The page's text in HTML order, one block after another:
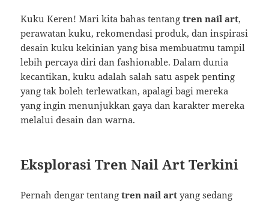
Kuku Keren! Mari kita bahas tentangtren nail art,
perawatan kuku, rekomendasi produk, dan inspirasi
desain kuku kekinian yang bisa membuatmu tampil
lebih percaya diri dan fashionable. Dalam dunia
kecantikan, kuku adalah salah satu aspek penting
yang tak boleh terlewatkan, apalagi bagi mereka
yang ingin menunjukkan gaya dan karakter mereka
melalui desain dan warna.
Eksplorasi Tren Nail Art Terkini
Pernah dengar tentangtren nail art yang sedang